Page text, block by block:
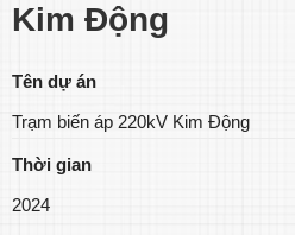
Kim Động
Tên dự án
Trạm biến áp 220kV Kim Động
Thời gian
2024